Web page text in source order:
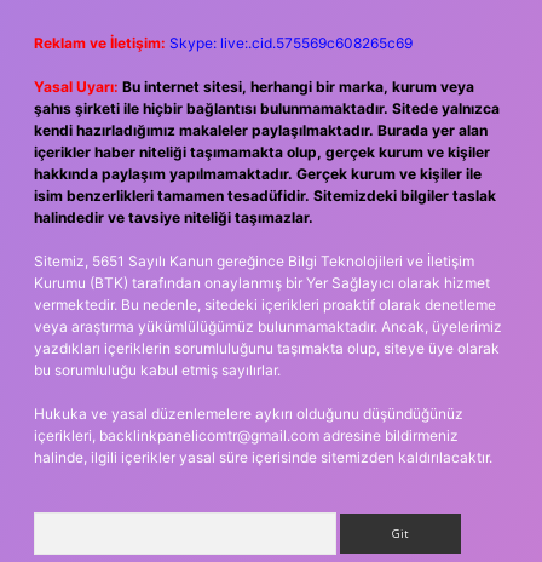
Reklam ve İletişim: Skype: live:.cid.575569c608265c69
Yasal Uyarı: Bu internet sitesi, herhangi bir marka, kurum veya
şahıs şirketi ile hiçbir bağlantısı bulunmamaktadır. Sitede yalnızca
kendi hazırladığımız makaleler paylaşılmaktadır. Burada yer alan
içerikler haber niteliği taşımamakta olup, gerçek kurum ve kişiler
hakkında paylaşım yapılmamaktadır. Gerçek kurum ve kişiler ile
isim benzerlikleri tamamen tesadüfidir. Sitemizdeki bilgiler taslak
halindedir ve tavsiye niteliği taşımazlar.
Sitemiz, 5651 Sayılı Kanun gereğince Bilgi Teknolojileri ve İletişim
Kurumu (BTK) tarafından onaylanmış bir Yer Sağlayıcı olarak hizmet
vermektedir. Bu nedenle, sitedeki içerikleri proaktif olarak denetleme
veya araştırma yükümlülüğümüz bulunmamaktadır. Ancak, üyelerimiz
yazdıkları içeriklerin sorumluluğunu taşımakta olup, siteye üye olarak
bu sorumluluğu kabul etmiş sayılırlar.
Hukuka ve yasal düzenlemelere aykırı olduğunu düşündüğünüz
içerikleri, backlinkpanelicomtr@gmail.com adresine bildirmeniz
halinde, ilgili içerikler yasal süre içerisinde sitemizden kaldırılacaktır.